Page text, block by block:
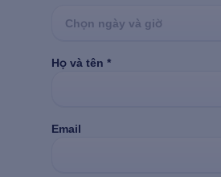
Họ và tên *
Email